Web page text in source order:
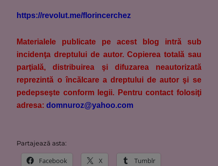
https://revolut.me/florincerchez
Materialele publicate pe acest blog intră sub
incidenţa dreptului de autor. Copierea totală sau
parţială, distribuirea şi difuzarea neautorizată
reprezintă o încălcare a dreptului de autor şi se
pedepseşte conform legii. Pentru contact folosiţi
adresa: domnuroz@yahoo.com
Partajează asta:
Facebook X Tumblr